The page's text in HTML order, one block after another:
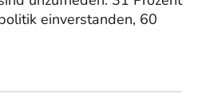
einverstanden, 60